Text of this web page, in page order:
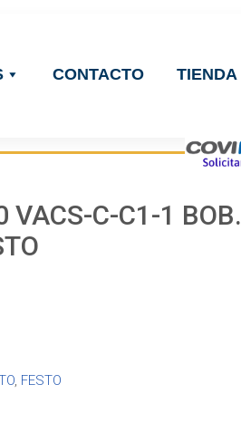
CONTACTO TIENDA
VACS-C-C1-1 BOB.
, FESTO